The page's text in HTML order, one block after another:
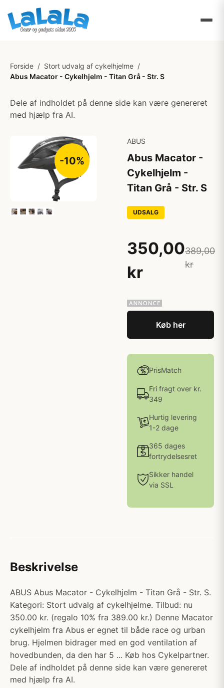
Forside / Stort udvalg af cykelhjelme /
Abus Macator - Cykelhjelm - Titan Grå - Str. S
Dele af indholdet på denne side kan være genereret
med hjælp fra AI.
-10%
ABUS
Abus Macator -
Cykelhjelm -
Titan Grå - Str. S
UDSALG
350,00
kr
389,00
kr
Køb her
PrisMatch
Fri fragt over kr.
349
Hurtig levering
1-2 dage
365 dages
fortrydelsesret
Sikker handel
via SSL
Beskrivelse
ABUS Abus Macator - Cykelhjelm - Titan Grå - Str. S.
Kategori: Stort udvalg af cykelhjelme. Tilbud: nu
350.00 kr. (regalo 10% fra 389.00 kr.) Denne Macator
cykelhjelm fra Abus er egnet til både race og urban
brug. Hjelmen bidrager med en god ventilation af
hovedbunden, da den har 5 ... Køb hos Cykelpartner.
Dele af indholdet på denne side kan være genereret
med hjælp fra AI.